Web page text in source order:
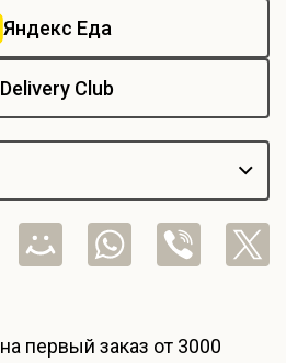
Яндекс Еда
Delivery Club
на первый заказ от 3000